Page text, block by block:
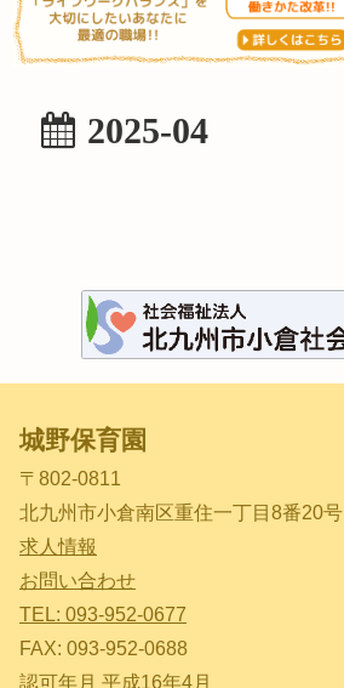
2025-04
城野保育園
〒802-0811
北九州市小倉南区重住一丁目8番20号
求人情報
お問い合わせ
TEL: 093-952-0677
FAX: 093-952-0688
認可年月 平成16年4月